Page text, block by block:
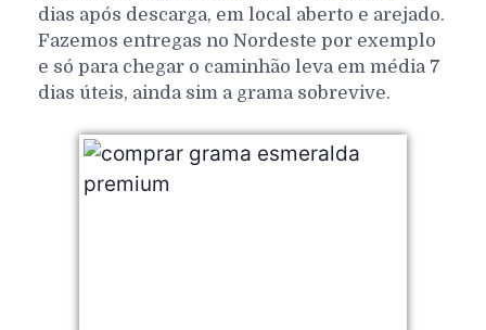
dias após descarga, em local aberto e arejado.
Fazemos entregas no Nordeste por exemplo
e só para chegar o caminhão leva em média 7
dias úteis, ainda sim a grama sobrevive.